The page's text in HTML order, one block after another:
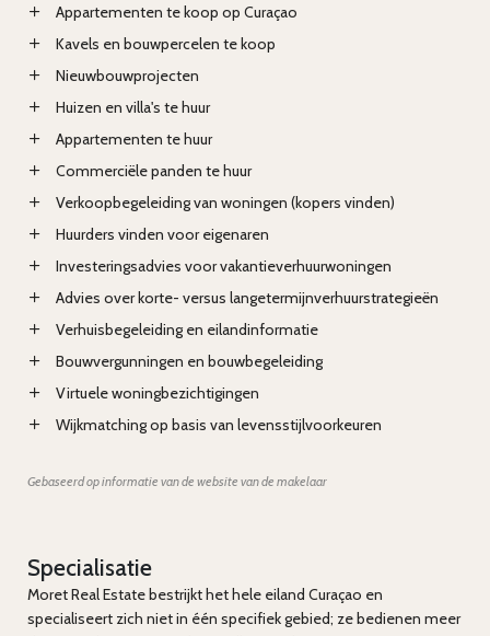
Appartementen te koop op Curaçao
Kavels en bouwpercelen te koop
Nieuwbouwprojecten
Huizen en villa's te huur
Appartementen te huur
Commerciële panden te huur
Verkoopbegeleiding van woningen (kopers vinden)
Huurders vinden voor eigenaren
Investeringsadvies voor vakantieverhuurwoningen
Advies over korte- versus langetermijnverhuurstrategieën
Verhuisbegeleiding en eilandinformatie
Bouwvergunningen en bouwbegeleiding
Virtuele woningbezichtigingen
Wijkmatching op basis van levensstijlvoorkeuren
Gebaseerd op informatie van de website van de makelaar
Specialisatie
Moret Real Estate bestrijkt het hele eiland Curaçao en
specialiseert zich niet in één specifiek gebied; ze bedienen meer